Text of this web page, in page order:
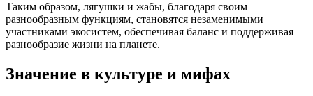
Таким образом, лягушки и жабы, благодаря своим
разнообразным функциям, становятся незаменимыми
участниками экосистем, обеспечивая баланс и поддерживая
разнообразие жизни на планете.
Значение в культуре и мифах